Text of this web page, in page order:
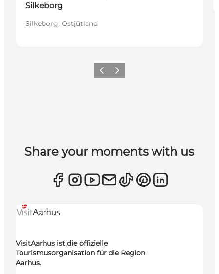
Silkeborg
Silkeborg, Ostjütland
ZurückWeiter
Share your moments with us
VisitAarhus ist die offizielle
Tourismusorganisation für die Region
Aarhus.